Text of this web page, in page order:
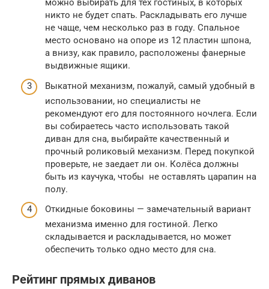
можно выбирать для тех гостиных, в которых
никто не будет спать. Раскладывать его лучше
не чаще, чем несколько раз в году. Спальное
место основано на опоре из 12 пластин шпона,
а внизу, как правило, расположены фанерные
выдвижные ящики.
Выкатной механизм, пожалуй, самый удобный в
использовании, но специалисты не
рекомендуют его для постоянного ночлега. Если
вы собираетесь часто использовать такой
диван для сна, выбирайте качественный и
прочный роликовый механизм. Перед покупкой
проверьте, не заедает ли он. Колёса должны
быть из каучука, чтобы не оставлять царапин на
полу.
Откидные боковины — замечательный вариант
механизма именно для гостиной. Легко
складывается и раскладывается, но может
обеспечить только одно место для сна.
Рейтинг прямых диванов